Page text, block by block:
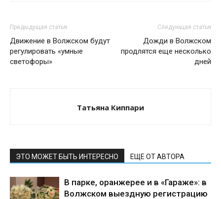
Предыдущая статья
Движение в Волжском будут
регулировать «умные
светофоры»
Следующая статья
Дожди в Волжском
продлятся еще несколько
дней
Татьяна Киппари
ЭТО МОЖЕТ БЫТЬ ИНТЕРЕСНО ЕЩЕ ОТ АВТОРА
В парке, оранжерее и в «Гараже»: в
Волжском выездную регистрацию